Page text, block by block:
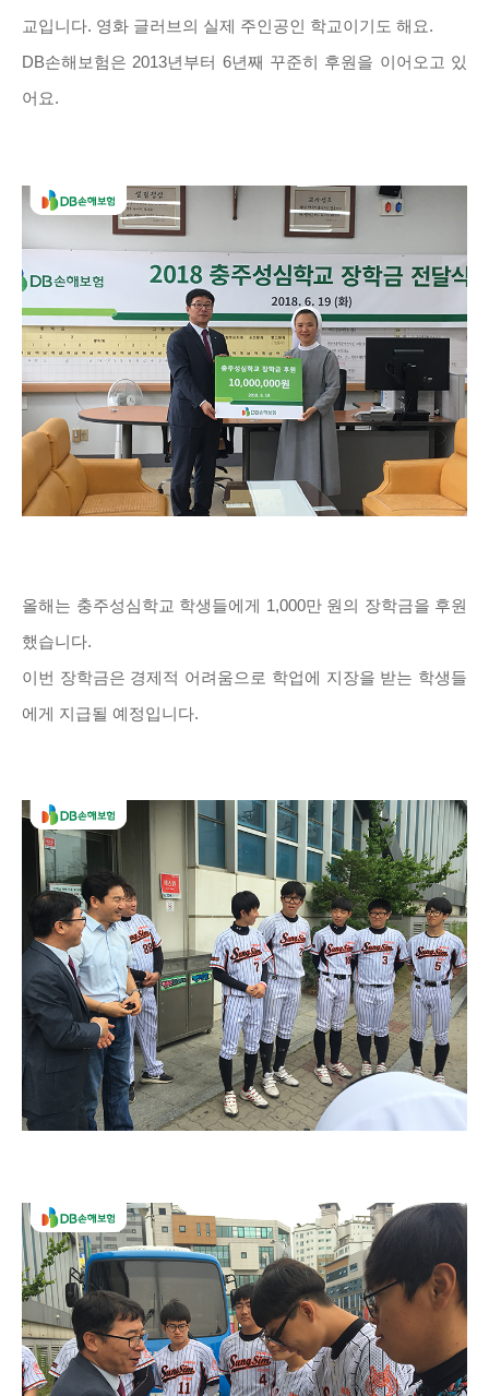
교입니다. 영화 글러브의 실제 주인공인 학교이기도 해요.
DB손해보험은 2013년부터 6년째 꾸준히 후원을 이어오고 있
어요.
올해는 충주성심학교 학생들에게 1,000만 원의 장학금을 후원
했습니다.
이번 장학금은 경제적 어려움으로 학업에 지장을 받는 학생들
에게 지급될 예정입니다.